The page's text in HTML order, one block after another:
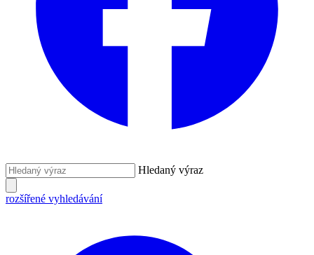
Hledaný výraz
rozšířené vyhledávání